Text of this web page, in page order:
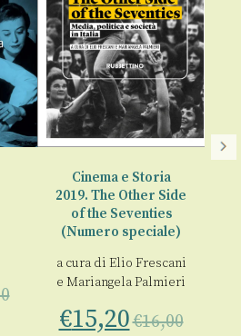
Cinema e Storia
2019. The Other Side
of the Seventies
(Numero speciale)
a cura di Elio Frescani
e Mariangela Palmieri
€15,20€16,00